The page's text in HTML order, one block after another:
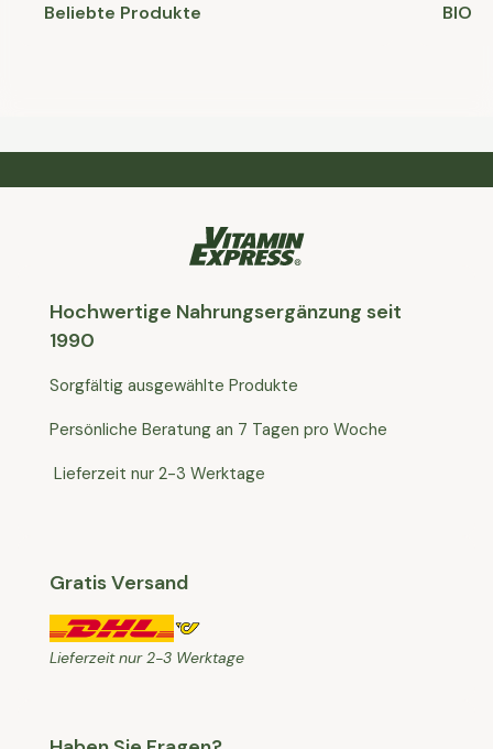
Beliebte Produkte BIO
Hochwertige Nahrungsergänzung seit
1990
Sorgfältig ausgewählte Produkte
Persönliche Beratung an 7 Tagen pro Woche
Lieferzeit nur 2-3 Werktage
Gratis Versand
Lieferzeit nur 2-3 Werktage